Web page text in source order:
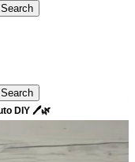
Search
Search